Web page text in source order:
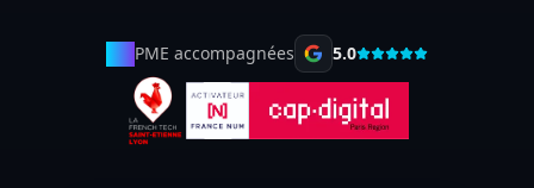
PME accompagnées 5.0